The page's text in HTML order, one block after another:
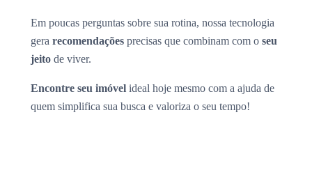
Em poucas perguntas sobre sua rotina, nossa tecnologia
gera recomendações precisas que combinam com o seu
jeito de viver.
Encontre seu imóvel ideal hoje mesmo com a ajuda de
quem simplifica sua busca e valoriza o seu tempo!